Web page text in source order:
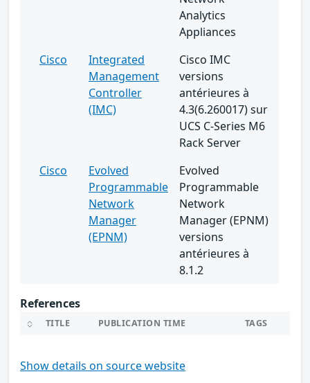
Analytics
Appliances
Cisco
Integrated
Management
Controller
(IMC)
Cisco IMC
versions
antérieures à
4.3(6.260017) sur
UCS C-Series M6
Rack Server
Cisco
Evolved
Programmable
Network
Manager
(EPNM)
Evolved
Programmable
Network
Manager (EPNM)
versions
antérieures à
8.1.2
References
TITLE PUBLICATION TIME TAGS
Show details on source website